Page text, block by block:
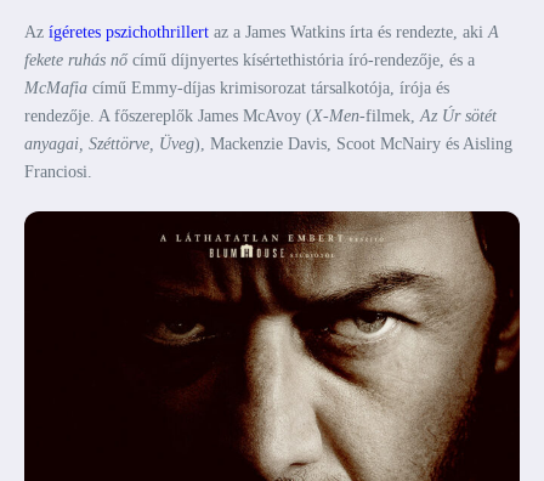
Az ígéretes pszichothrillert az a James Watkins írta és rendezte, aki A
fekete ruhás nő című díjnyertes kísértethistória író-rendezője, és a
McMafia című Emmy-díjas krimisorozat társalkotója, írója és
rendezője. A főszereplők James McAvoy (X-Men-filmek, Az Úr sötét
anyagai, Széttörve, Üveg), Mackenzie Davis, Scoot McNairy és Aisling
Franciosi.